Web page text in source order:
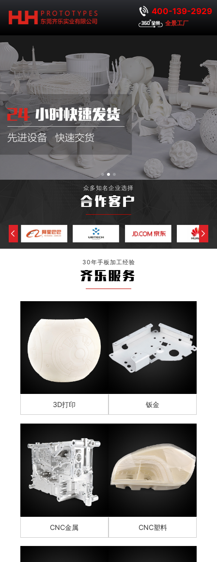
400-139-2929
全景工厂
众多知名企业选择
合作客户
30年手板加工经验
齐乐服务
3D打印 钣金
CNC金属 CNC塑料